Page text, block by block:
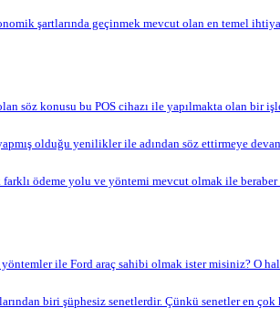
şartlarında geçinmek mevcut olan en temel
söz konusu bu POS cihazı ile yapılmakta olan bir
olduğu yenilikler ile adından söz ettirmeye
ödeme yolu ve yöntemi mevcut olmak ile beraber
ile Ford araç sahibi olmak ister misiniz? O
biri şüphesiz senetlerdir. Çünkü senetler en çok